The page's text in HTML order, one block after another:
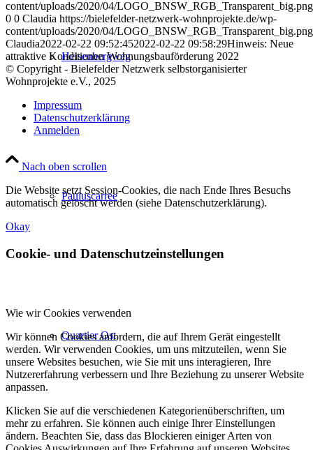
Heisenbergweg
Pauluscarree
Quartier Ost
content/uploads/2020/04/LOGO_BNSW_RGB_Transparent_big.png
0 0 Claudia https://bielefelder-netzwerk-wohnprojekte.de/wp-
content/uploads/2020/04/LOGO_BNSW_RGB_Transparent_big.png
Claudia2022-02-22 09:52:452022-02-22 09:58:29Hinweis: Neue
attraktive Konditionen Wohnungsbauförderung 2022
© Copyright - Bielefelder Netzwerk selbstorganisierter
Wohnprojekte e.V., 2025
Impressum
Datenschutzerklärung
Anmelden
Nach oben scrollen
Die Website setzt Session-Cookies, die nach Ende Ihres Besuchs
automatisch gelöscht werden (siehe Datenschutzerklärung).
Okay
Cookie- und Datenschutzeinstellungen
Wie wir Cookies verwenden
Wir können Cookies anfordern, die auf Ihrem Gerät eingestellt
werden. Wir verwenden Cookies, um uns mitzuteilen, wenn Sie
unsere Websites besuchen, wie Sie mit uns interagieren, Ihre
Nutzererfahrung verbessern und Ihre Beziehung zu unserer Website
anpassen.
Klicken Sie auf die verschiedenen Kategorienüberschriften, um
mehr zu erfahren. Sie können auch einige Ihrer Einstellungen
ändern. Beachten Sie, dass das Blockieren einiger Arten von